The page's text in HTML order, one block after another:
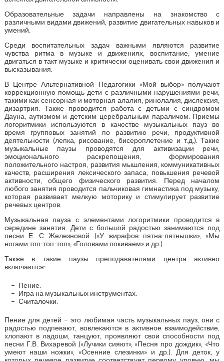
Образовательные задачи направлены на знакомство с
различными видами движений, развитие двигательных навыков и
умений.
Среди воспитательных задач важными являются развитие
чувства ритма в музыке и движениях, воспитание, умение
двигаться в такт музыке и критически оценивать свои движения и
высказывания.
В Центре Альтернативной Педагогики «Мой выбор» получают
коррекционную помощь дети с различными нарушениями речи,
такими как сенсорная и моторная алалия, ринолалия, дислексия,
дизартрия. Также проводится работа с детьми с синдромом
Дауна, аутизмом и детским церебральным параличом. Приемы
логоритмики используются в качестве музыкальных пауз во
время групповых занятий по развитию речи, продуктивной
деятельности (лепка, рисование, бисероплетение и т.д.). Такие
музыкальные паузы проводятся для активизации речи,
эмоционального раскрепощения, формирования
положительного настроя, развития мышления, коммуникативных
качеств, расширения лексического запаса, повышения речевой
активности, общего физического развития. Перед началом
любого занятия проводится пальчиковая гимнастика под музыку,
которая развивает мелкую моторику и стимулирует развитие
речевых центров.
Музыкальная пауза с элементами логоритмики проводится в
середине занятия. Дети с большой радостью занимаются под
песни Е. С Железновой («У жирафов пятна-пятнышки», «Мы
ногами топ-топ-топ», «Головами покиваем» и др.).
Также в такие паузы преподавателями центра активно
включаются:
Пение.
Игра на музыкальных инструментах.
Считалочки.
Пение для детей – это любимая часть музыкальных пауз, они с
радостью подпевают, вовлекаются в активное взаимодействие,
хлопают в ладоши, танцуют, проявляют свои способности под
песни Г.В. Вихаревой («Лучики сияют», «Песня про дождик», «Что
умеют наши ножки», «Осенние слезинки» и др.). Для деток, у